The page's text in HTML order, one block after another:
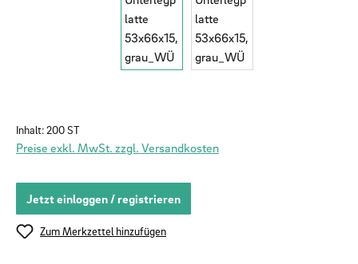
Inhalt:200 ST
Preise exkl. MwSt. zzgl. Versandkosten
Jetzt einloggen / registrieren
Zum Merkzettel hinzufügen